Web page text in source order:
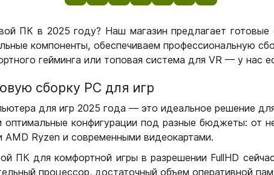
ПК в 2025 году? Наш магазин предлагает
компоненты, обеспечиваем профессиональную
гейминга или топовая система для VR — у нас
сборку РС для игр
для игр 2025 года — это идеальное решение
конфигурации под разные бюджеты: от
Ryzen и современными видеокартами.
ПК для комфортной игры в разрешении FullHD
процессор, достаточный объем оперативной